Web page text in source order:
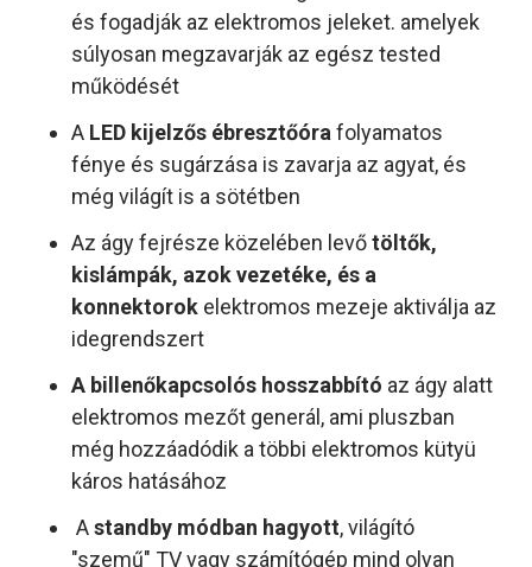
és fogadják az elektromos jeleket. amelyek
súlyosan megzavarják az egész tested
működését
A LED kijelzős ébresztőóra folyamatos
fénye és sugárzása is zavarja az agyat, és
még világít is a sötétben
Az ágy fejrésze közelében levőtöltők,
kislámpák, azok vezetéke, és a
konnektorok elektromos mezeje aktiválja az
idegrendszert
A billenőkapcsolós hosszabbító az ágy alatt
elektromos mezőt generál, ami pluszban
még hozzáadódik a többi elektromos kütyü
káros hatásához
Astandby módban hagyott, világító
"szemű" TV vagy számítógép mind olyan